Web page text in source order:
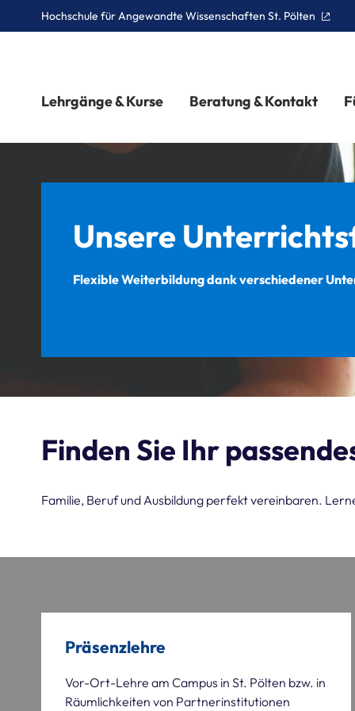
Hochschule für Angewandte Wissenschaften St. Pölten
Lehrgänge & Kurse Beratung & Kontakt
Unsere
Flexible Weiterbildung dank verschiedener
Finden Sie Ihr
Familie, Beruf und Ausbildung perfekt vereinbaren.
Präsenzlehre
Vor-Ort-Lehre am Campus in St. Pölten bzw. in
Räumlichkeiten von Partnerinstitutionen